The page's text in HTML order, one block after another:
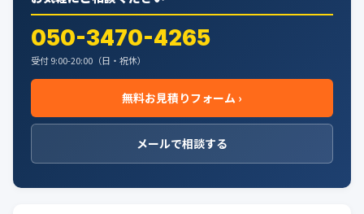
050-3470-4265
受付 9:00-20:00（日・祝休）
無料お見積りフォーム ›
メールで相談する